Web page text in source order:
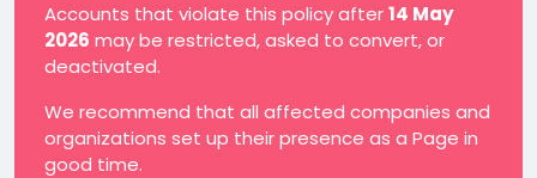
Accounts that violate this policy after14 May
2026 may be restricted, asked to convert, or
deactivated.
We recommend that all affected companies and
organizations set up their presence as a Page in
good time.